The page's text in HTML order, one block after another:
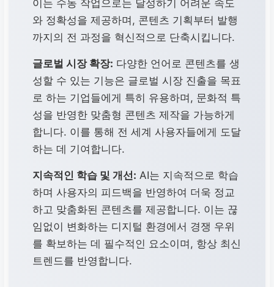
이는 수동 작업으로는 달성하기 어려운 속도
와 정확성을 제공하며, 콘텐츠 기획부터 발행
까지의 전 과정을 혁신적으로 단축시킵니다.
글로벌 시장 확장: 다양한 언어로 콘텐츠를 생
성할 수 있는 기능은 글로벌 시장 진출을 목표
로 하는 기업들에게 특히 유용하며, 문화적 특
성을 반영한 맞춤형 콘텐츠 제작을 가능하게
합니다. 이를 통해 전 세계 사용자들에게 도달
하는 데 기여합니다.
지속적인 학습 및 개선: AI는 지속적으로 학습
하며 사용자의 피드백을 반영하여 더욱 정교
하고 맞춤화된 콘텐츠를 제공합니다. 이는 끊
임없이 변화하는 디지털 환경에서 경쟁 우위
를 확보하는 데 필수적인 요소이며, 항상 최신
트렌드를 반영합니다.